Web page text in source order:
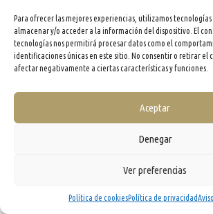
Para ofrecer las mejores experiencias, utilizamos tecnologías
almacenar y/o acceder a la información del dispositivo. El
tecnologías nos permitirá procesar datos como el
identificaciones únicas en este sitio. No consentir o retirar el
afectar negativamente a ciertas características y funciones.
Aceptar
Denegar
Ver preferencias
Política de cookiesPolítica de privacidad
info@evooleum.com· Tel. (+34) 957 040 774 ·Aviso legal·Política
Privacidad ·Condiciones generales de